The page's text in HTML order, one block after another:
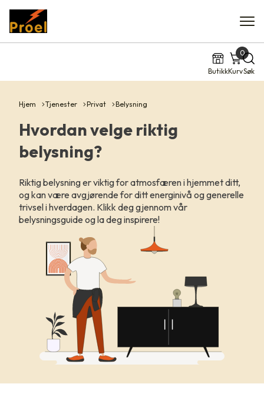
ButikkKurv
0
Søk
Hjem Tjenester Privat Belysning
Hvordan velge riktig
belysning?
Riktig belysning er viktig for atmosfæren i hjemmet ditt,
og kan være avgjørende for ditt energinivå og generelle
trivsel i hverdagen. Klikk deg gjennom vår
belysningsguide og la deg inspirere!